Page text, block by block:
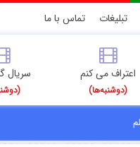
تبلیغات تماس با ما
اعتراف می کنم
(دوشنبه‌ها)
سریال